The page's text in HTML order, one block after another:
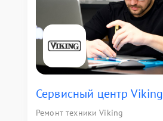
Сервисный центр Viking
Ремонт техники Viking